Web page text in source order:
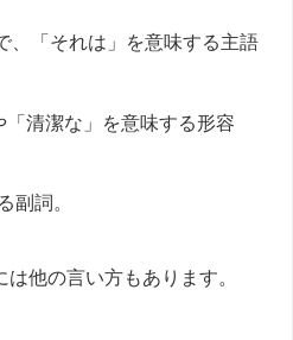
、「それは」を意味する主語
「清潔な」を意味する形容
副詞。
は他の言い方もあります。